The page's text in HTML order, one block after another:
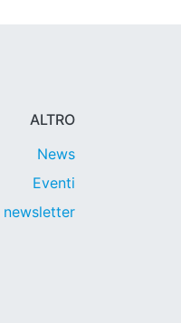
ALTRO
News
Eventi